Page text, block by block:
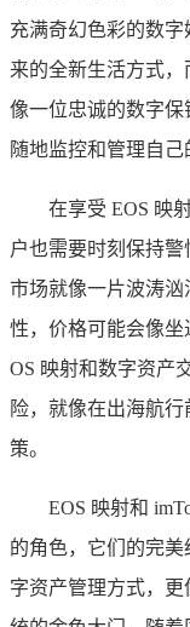
充满奇幻色彩的数
来的全新生活方式，
像一位忠诚的数字
随地监控和管理自己
在享受 EOS 映
户也需要时刻保持
市场就像一片波涛
性，价格可能会像
OS 映射和数字资产
险，就像在出海航
策。
EOS 映射和
的角色，它们的完
字资产管理方式，